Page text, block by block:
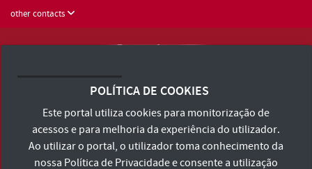
other contacts
Terms and Conditions and Privacy Policy
Accessibility Statement
POLÍTICA DE COOKIES
Este portal utiliza cookies para monitorização de
acessos e para melhoria da experiência do utilizador.
Ao utilizar o portal, o utilizador toma conhecimento da
nossa Política de Privacidadee consente a utilização